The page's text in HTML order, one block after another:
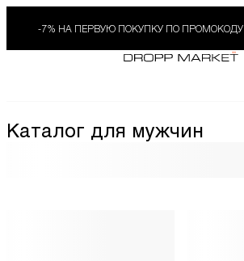
-7% НА ПЕРВУЮ ПОКУПКУ ПО ПРОМОКОДУ
Каталог для мужчин